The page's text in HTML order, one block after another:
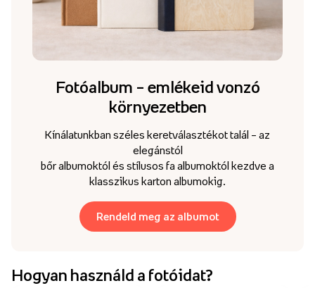
Fotóalbum – emlékeid vonzó
környezetben
Kínálatunkban széles keretválasztékot talál – az
elegánstól
bőr albumoktól és stílusos fa albumoktól kezdve a
klasszikus karton albumokig.
Rendeld meg az albumot
Hogyan használd a fotóidat?